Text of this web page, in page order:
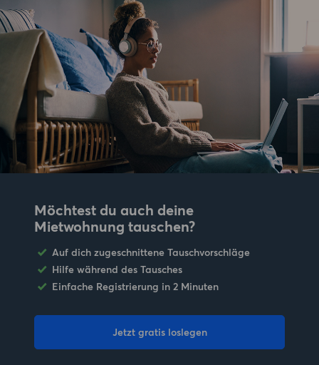
Möchtest du auch deine
Mietwohnung tauschen?
Auf dich zugeschnittene Tauschvorschläge
Hilfe während des Tausches
Einfache Registrierung in 2 Minuten
Jetzt gratis loslegen